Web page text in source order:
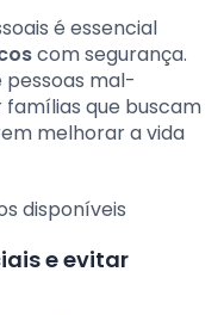
é essencial
com segurança.
pessoas mal-
que buscam
melhorar a vida
e evitar